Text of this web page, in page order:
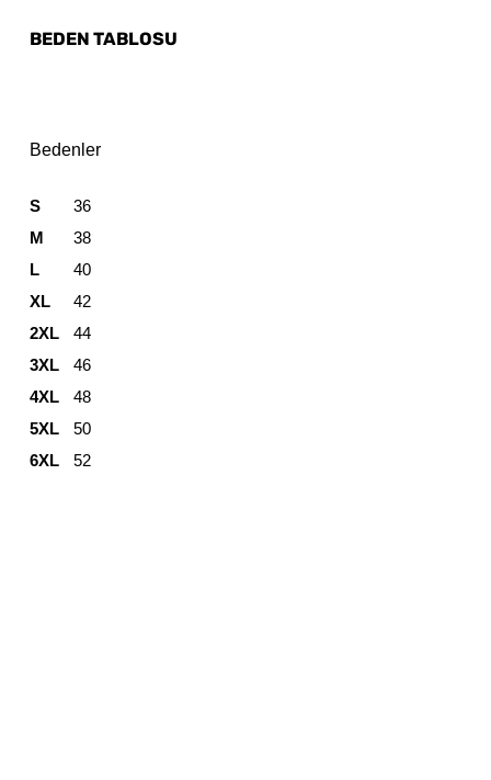
BEDEN TABLOSU
Bedenler
S
36
M
38
L
40
XL
42
2XL
44
3XL
46
4XL
48
5XL
50
6XL
52